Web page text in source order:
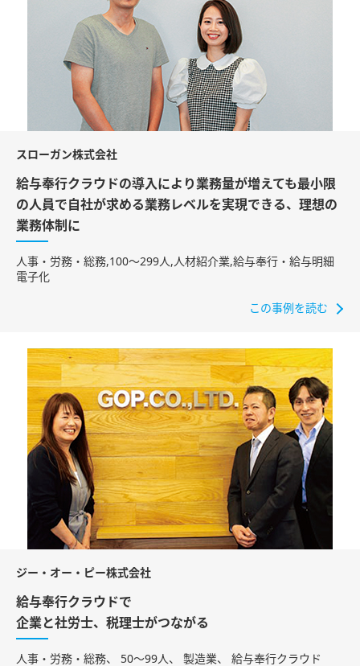
スローガン株式会社
給与奉行クラウドの導入により業務量が増えても最小限
の人員で自社が求める業務レベルを実現できる、理想の
業務体制に
人事・労務・総務​,100〜299人,人材紹介業,給与奉行・給与明細
電子化
この事例を読む
ジー・オー・ピー株式会社
給与奉行クラウドで
企業と社労士、税理士がつながる
人事・労務・総務 50〜99人 製造業 給与奉行クラウド